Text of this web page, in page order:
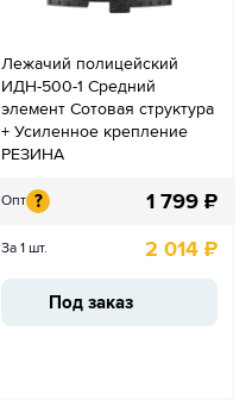
Лежачий полицейский
ИДН-500-1 Средний
элемент Сотовая структура
+ Усиленное крепление
РЕЗИНА
Опт ? 1 799 ₽
За 1 шт. 2 014 ₽
Под заказ